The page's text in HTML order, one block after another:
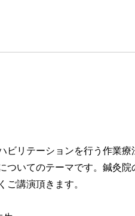
ビリテーションを行う作業
いてのテーマです。鍼灸院
講演頂きます。